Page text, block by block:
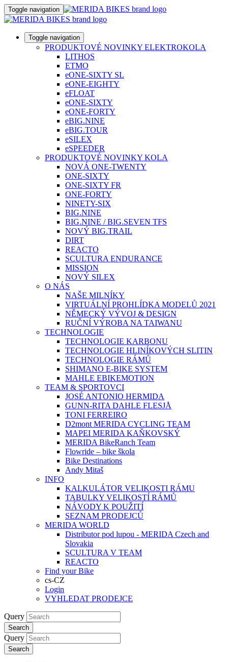
Toggle navigation
Toggle navigation
PRODUKTOVÉ NOVINKY ELEKTROKOLA
LITHOS
ETMO
eONE-SIXTY SL
eONE-EIGHTY
eFLOAT
eONE-SIXTY
eONE-FORTY
eBIG.NINE
eBIG.TOUR
eSILEX
eSPEEDER
PRODUKTOVÉ NOVINKY KOLA
NOVÁ ONE-TWENTY
ONE-SIXTY
ONE-SIXTY FR
ONE-FORTY
NINETY-SIX
BIG.NINE
BIG.NINE / BIG.SEVEN TFS
NOVÝ BIG.TRAIL
DIRT
REACTO
SCULTURA ENDURANCE
MISSION
NOVÝ SILEX
O NÁS
NAŠE MILNÍKY
VIRTUÁLNÍ PROHLÍDKA MODELŮ 2021
NĚMECKÝ VÝVOJ & DESIGN
RUČNÍ VÝROBA NA TAIWANU
TECHNOLOGIE
TECHNOLOGIE KARBONU
TECHNOLOGIE HLINÍKOVÝCH SLITIN
TECHNOLOGIE RÁMŮ
SHIMANO E-BIKE SYSTEM
MAHLE EBIKEMOTION
TEAM & SPORTOVCI
JOSÉ ANTONIO HERMIDA
GUNN-RITA DAHLE FLESJÅ
TONI FERREIRO
D2mont MERIDA CYCLING TEAM
MAPEI MERIDA KAŇKOVSKÝ
MERIDA BikeRanch Team
Flowride – bike škola
Bike Destinations
Andy Mitaš
INFO
KALKULÁTOR VELIKOSTI RÁMU
TABULKY VELIKOSTÍ RÁMŮ
NÁVODY K POUŽITÍ
SEZNAM PRODEJCŮ
MERIDA WORLD
Distributor pod lupou - MERIDA Czech and
Slovakia
SCULTURA V TEAM
REACTO
Find your Bike
cs-CZ
Login
VYHLEDAT PRODEJCE
Query
Search
Query
Search